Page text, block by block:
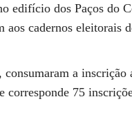
edifício dos Paços do
aos cadernos eleitorais
, consumaram a
corresponde 75